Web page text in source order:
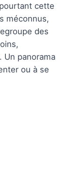
cette
méconnus,
des
Un panorama
ou à se